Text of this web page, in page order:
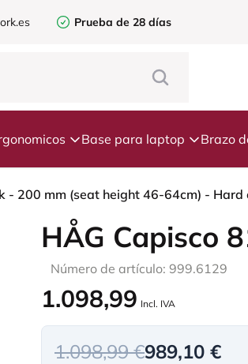
Prueba de 28 días
Base para laptop Brazo
- 200 mm (seat height 46-64cm) -
HÅG Capisco
Número de artículo: 999.6129
1.098,99 Incl. IVA
1.098,99 €989,10 €